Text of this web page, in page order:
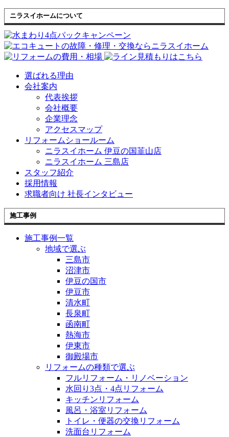
ニラスイホームについて
選ばれる理由
会社案内
代表挨拶
会社概要
企業理念
アクセスマップ
リフォームショールーム
ニラスイホーム 伊豆の国韮山店
ニラスイホーム 三島店
スタッフ紹介
採用情報
求職者向け 社長インタビュー
施工事例
施工事例一覧
地域で選ぶ
三島市
沼津市
伊豆の国市
伊豆市
清水町
長泉町
函南町
熱海市
伊東市
御殿場市
リフォームの種類で選ぶ
フルリフォーム・リノベーション
水回り3点・4点リフォーム
キッチンリフォーム
風呂・浴室リフォーム
トイレ・便器の交換リフォーム
洗面台リフォーム